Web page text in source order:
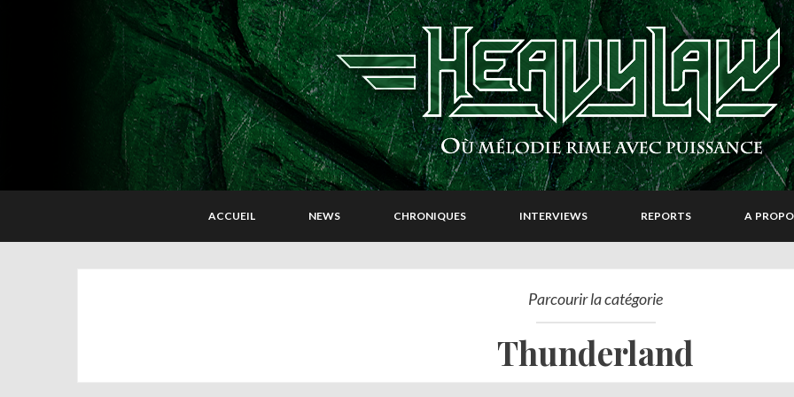
ACCUEIL NEWS CHRONIQUES INTERVIEWS REPORTS A
Parcourir la catégorie
Thunderland